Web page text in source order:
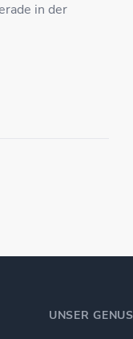
in der
UNSER